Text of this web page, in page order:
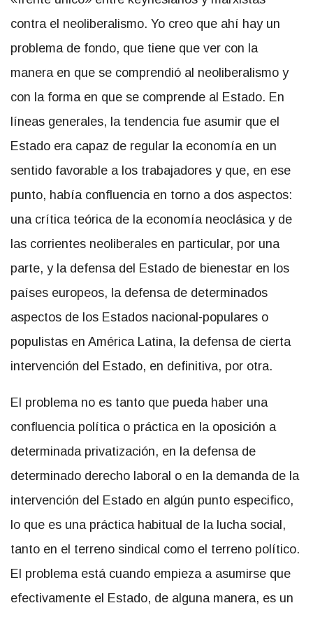
contra el neoliberalismo. Yo creo que ahí hay un
problema de fondo, que tiene que ver con la
manera en que se comprendió al neoliberalismo y
con la forma en que se comprende al Estado. En
líneas generales, la tendencia fue asumir que el
Estado era capaz de regular la economía en un
sentido favorable a los trabajadores y que, en ese
punto, había confluencia en torno a dos aspectos:
una crítica teórica de la economía neoclásica y de
las corrientes neoliberales en particular, por una
parte, y la defensa del Estado de bienestar en los
países europeos, la defensa de determinados
aspectos de los Estados nacional-populares o
populistas en América Latina, la defensa de cierta
intervención del Estado, en definitiva, por otra.
El problema no es tanto que pueda haber una
confluencia política o práctica en la oposición a
determinada privatización, en la defensa de
determinado derecho laboral o en la demanda de la
intervención del Estado en algún punto especifico,
lo que es una práctica habitual de la lucha social,
tanto en el terreno sindical como el terreno político.
El problema está cuando empieza a asumirse que
efectivamente el Estado, de alguna manera, es un